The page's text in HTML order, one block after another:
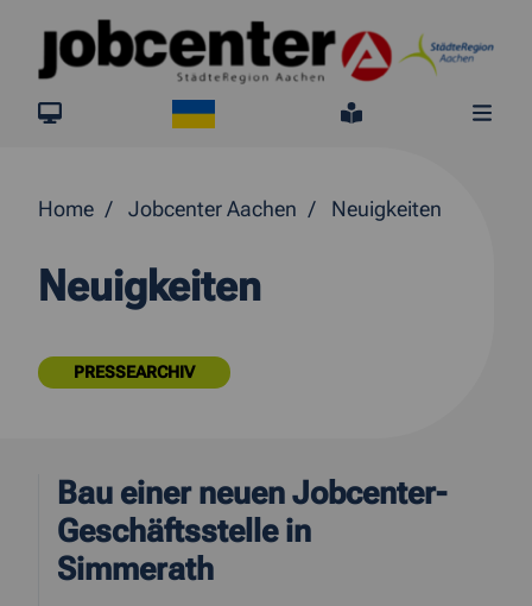
Springe direkt zum Inhalt
jobcenter.digital
Leichte
Home Jobcenter Aachen Neuigkeiten
Neuigkeiten
PRESSEARCHIV
Bau einer neuen Jobcenter-
Geschäftsstelle in
Simmerath